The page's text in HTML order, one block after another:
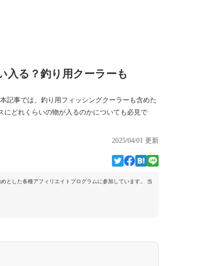
入る？釣り用クーラーも
記事では、釣り用フィッシングクーラーも含めた
どれくらいの物が入るのかについても必見で
2025/04/01 更新
とした各種アフィリエイトプログラムに参加しています。 当